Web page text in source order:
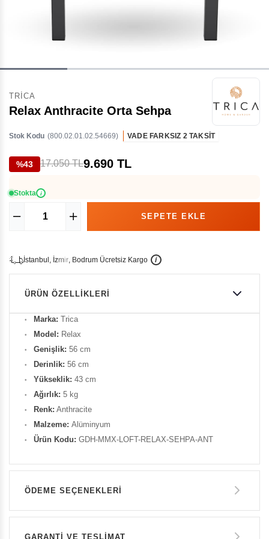
TRICA
Relax Anthracite Orta Sehpa
Stok Kodu (800.02.01.02.54669) VADE FARKSIZ 2 TAKSİT
%43 17.050 TL9.690 TL
Stokta i
İstanbu , İzmir, Bodrum Ücretsiz Kargo i
ÜRÜN ÖZELLIKLERI
Marka: Trica
Model: Relax
Genişlik: 56 cm
Derinlik: 56 cm
Yükseklik: 43 cm
Ağırlık: 5 kg
Renk: Anthracite
Malzeme: Alüminyum
Ürün Kodu: GDH-MMX-LOFT-RELAX-SEHPA-ANT
ÖDEME SEÇENEKLERI
GARANTİ VE TESLİMAT